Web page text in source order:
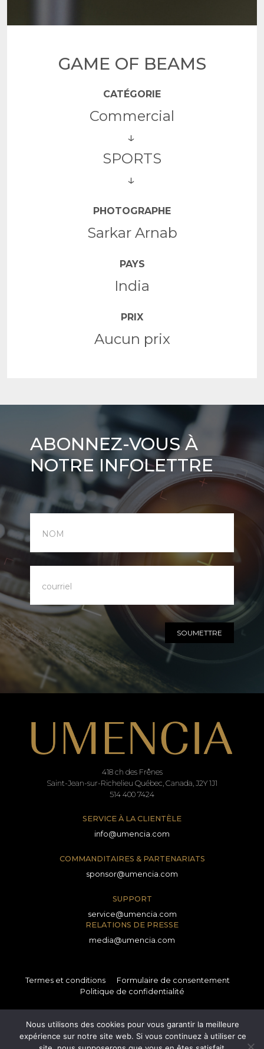
GAME OF BEAMS
CATÉGORIE
Commercial
SPORTS
PHOTOGRAPHE
Sarkar Arnab
PAYS
India
PRIX
Aucun prix
Abonnez-
vous
à
notre
infolettre
ABONNEZ-VOUS À
NOTRE INFOLETTRE
SOUMETTRE
418 ch des Frênes
Saint-Jean-sur-Richelieu Québec, Canada, J2Y 1J1
514 400 7424
SERVICE À LA CLIENTÈLE
info@umencia.com
COMMANDITAIRES & PARTENARIATS
sponsor@umencia.com
SUPPORT
service@umencia.com
RELATIONS DE PRESSE
media@umencia.com
Termes et conditions
Formulaire de consentement
Politique de confidentialité
© 2026 Tous droits réservés.
Site réalisé par l'agence Gravité Marketing
Nous utilisons des cookies pour vous garantir la meilleure
expérience sur notre site web. Si vous continuez à utiliser ce